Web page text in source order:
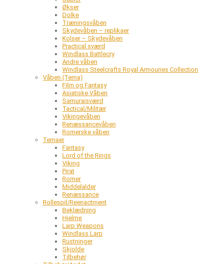
Økser
Dolke
Træningsvåben
Skydevåben – replikaer
Kolser – Skydevåben
Practical sværd
Windlass Battlecry
Andre våben
Windlass Steelcrafts Royal Armouries Collection
Våben (Tema)
Film og Fantasy
Asiatiske Våben
Samuraisværd
Tactical/Militær
Vikingevåben
Renæssancevåben
Romerske våben
Temaer
Fantasy
Lord of the Rings
Viking
Pirat
Romer
Middelalder
Renæssance
Rollespil/Reenactment
Beklædning
Hjelme
Larp Weapons
Windlass Larp
Rustninger
Skjolde
Tilbehør